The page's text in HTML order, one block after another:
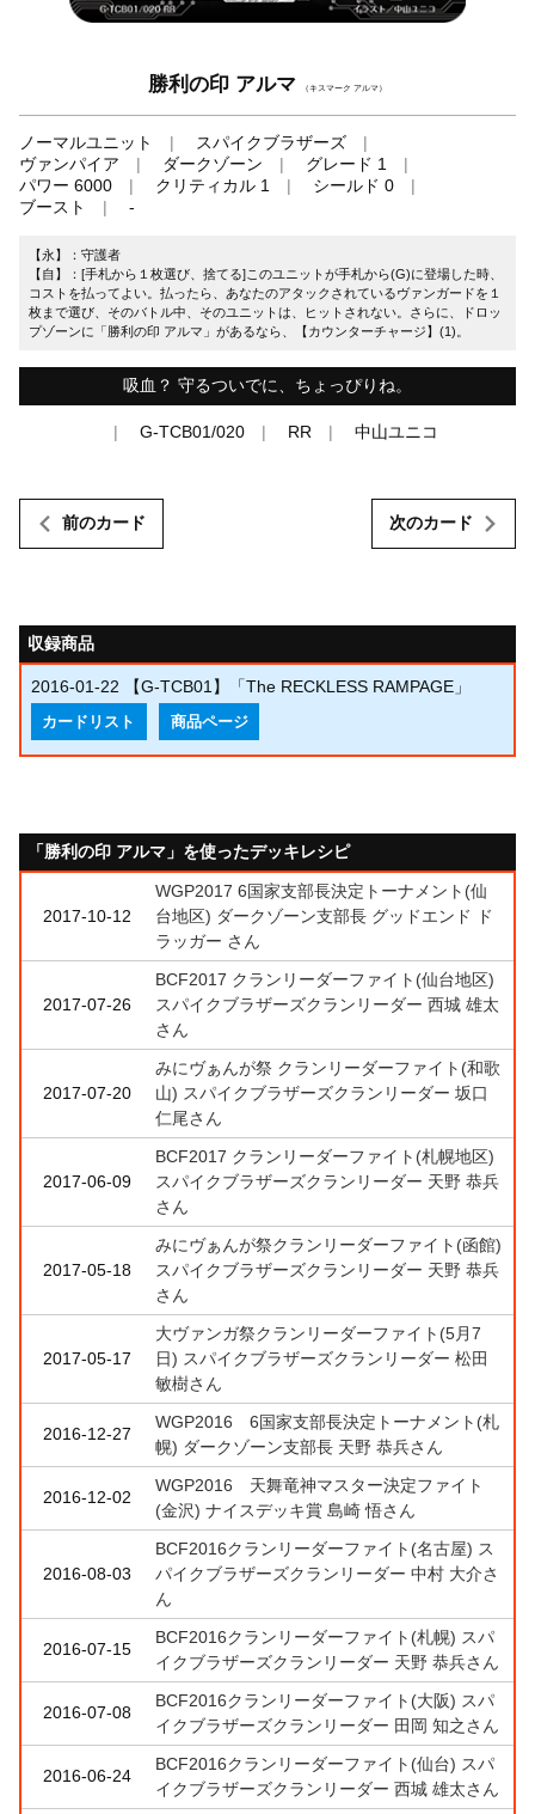
勝利の印 アルマ （キスマーク アルマ）
ノーマルユニット
スパイクブラザーズ
ヴァンパイア
ダークゾーン
グレード 1
パワー 6000
クリティカル 1
シールド 0
ブースト
-
【永】：守護者
【自】：[手札から１枚選び、捨てる]このユニットが手札から(G)に登場した時、
コストを払ってよい。払ったら、あなたのアタックされているヴァンガードを１
枚まで選び、そのバトル中、そのユニットは、ヒットされない。さらに、ドロッ
プゾーンに「勝利の印 アルマ」があるなら、【カウンターチャージ】(1)。
吸血？ 守るついでに、ちょっぴりね。
G-TCB01/020 RR 中山ユニコ
前のカード 次のカード
収録商品
2016-01-22 【G-TCB01】「The RECKLESS RAMPAGE」
カードリスト 商品ページ
「勝利の印 アルマ」を使ったデッキレシピ
2017-10-12
WGP2017 6国家支部長決定トーナメント(仙
台地区) ダークゾーン支部長 グッドエンド ド
ラッガー さん
2017-07-26
BCF2017 クランリーダーファイト(仙台地区)
スパイクブラザーズクランリーダー 西城 雄太
さん
2017-07-20
みにヴぁんが祭 クランリーダーファイト(和歌
山) スパイクブラザーズクランリーダー 坂口
仁尾さん
2017-06-09
BCF2017 クランリーダーファイト(札幌地区)
スパイクブラザーズクランリーダー 天野 恭兵
さん
2017-05-18
みにヴぁんが祭クランリーダーファイト(函館)
スパイクブラザーズクランリーダー 天野 恭兵
さん
2017-05-17
大ヴァンガ祭クランリーダーファイト(5月7
日) スパイクブラザーズクランリーダー 松田
敏樹さん
2016-12-27
WGP2016 6国家支部長決定トーナメント(札
幌) ダークゾーン支部長 天野 恭兵さん
2016-12-02
WGP2016 天舞竜神マスター決定ファイト
(金沢) ナイスデッキ賞 島崎 悟さん
2016-08-03
BCF2016クランリーダーファイト(名古屋) ス
パイクブラザーズクランリーダー 中村 大介さ
ん
2016-07-15
BCF2016クランリーダーファイト(札幌) スパ
イクブラザーズクランリーダー 天野 恭兵さん
2016-07-08
BCF2016クランリーダーファイト(大阪) スパ
イクブラザーズクランリーダー 田岡 知之さん
2016-06-24
BCF2016クランリーダーファイト(仙台) スパ
イクブラザーズクランリーダー 西城 雄太さん